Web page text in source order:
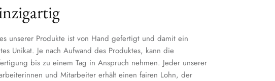
unserer Produkte ist von Hand gefertigt und damit ein
Unikat. Je nach Aufwand des Produktes, kann die
bis zu einem Tag in Anspruch nehmen. Jeder unserer
und Mitarbeiter erhält einen fairen Lohn, der